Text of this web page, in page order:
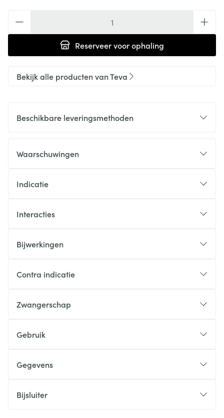
Reserveervoor ophaling
Bekijk alle producten van Teva
Beschikbare leveringsmethoden
Waarschuwingen
Indicatie
Interacties
Bijwerkingen
Contra indicatie
Zwangerschap
Gebruik
Gegevens
Bijsluiter